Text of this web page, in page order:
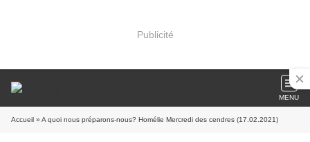
Publicité
MENU
Accueil » A quoi nous préparons-nous? Homélie Mercredi des cendres (17.02.2021)